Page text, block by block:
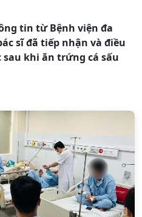
tin từ Bệnh viện đa
sĩ đã tiếp nhận và điều
khi ăn trứng cá sấu